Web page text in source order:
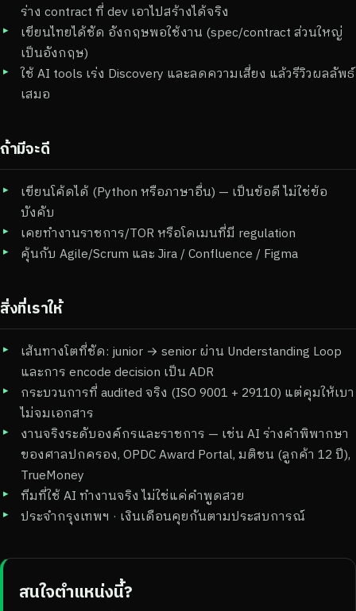
ร่าง contract ที่ dev เอาไปสร้างได้จริง
เขียนไทยได้ชัด อังกฤษพอใช้งาน (spec/contract ส่วนใหญ่
เป็นอังกฤษ)
ใช้ AI tools เร่ง Discovery และลดความเสี่ยง แล้วรีวิวผลลัพธ์
เสมอ
ถ้ามีจะดี
เขียนโค้ดได้ (Python หรือภาษาอื่น) — เป็นข้อดี ไม่ใช่ข้อ
บังคับ
เคยทำงานราชการ/TOR หรือโดเมนที่มี regulation
คุ้นกับ Agile/Scrum และ Jira / Confluence / Figma
สิ่งที่เราให้
เส้นทางโตที่ชัด: junior → senior ผ่าน Understanding Loop
และการ encode decision เป็น ADR
กระบวนการที่ audited จริง (ISO 9001 + 29110) แต่คุมให้เบา
ไม่จมเอกสาร
งานจริงระดับองค์กรและราชการ — เช่น AI ร่างคำพิพากษา
ของศาลปกครอง, OPDC Award Portal, มติชน (ลูกค้า 12 ปี),
TrueMoney
ทีมที่ใช้ AI ทำงานจริง ไม่ใช่แค่คำพูดสวย
ประจำกรุงเทพฯ · เงินเดือนคุยกันตามประสบการณ์
สนใจตำแหน่งนี้?